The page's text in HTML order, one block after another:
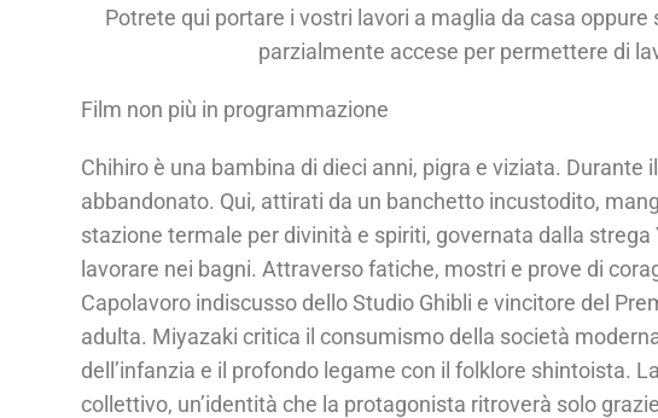
Potrete qui portare i vostri lavori a maglia da casa
parzialmente accese per permettere di
Film non più in programmazione
Chihiro è una bambina di dieci anni, pigra e viziata.
abbandonato. Qui, attirati da un banchetto incustodito,
stazione termale per divinità e spiriti, governata dalla
lavorare nei bagni. Attraverso fatiche, mostri e prove di
Capolavoro indiscusso dello Studio Ghibli e vincitore del
adulta. Miyazaki critica il consumismo della società
dell’infanzia e il profondo legame con il folklore shintoista.
collettivo, un’identità che la protagonista ritroverà solo